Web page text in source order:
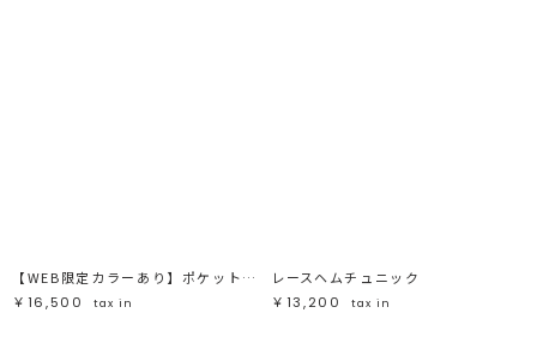
【WEB限定カラーあり】ポケットシャギーニットカーディガン
￥16,500
tax in
レースヘムチュニック
￥13,200
tax in